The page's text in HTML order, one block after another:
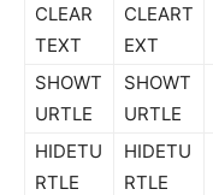
CLEAR
TEXT
CLEART
EXT
SHOWT
URTLE
SHOWT
URTLE
HIDETU
RTLE
HIDETU
RTLE